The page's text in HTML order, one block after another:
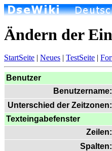
Ändern der
StartSeite | Neues | TestSeite |
Benutzer
Benutzername:
Unterschied der Zeitzonen:
Texteingabefenster
Zeilen:
Spalten: